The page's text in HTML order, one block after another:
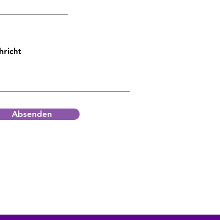
Absenden